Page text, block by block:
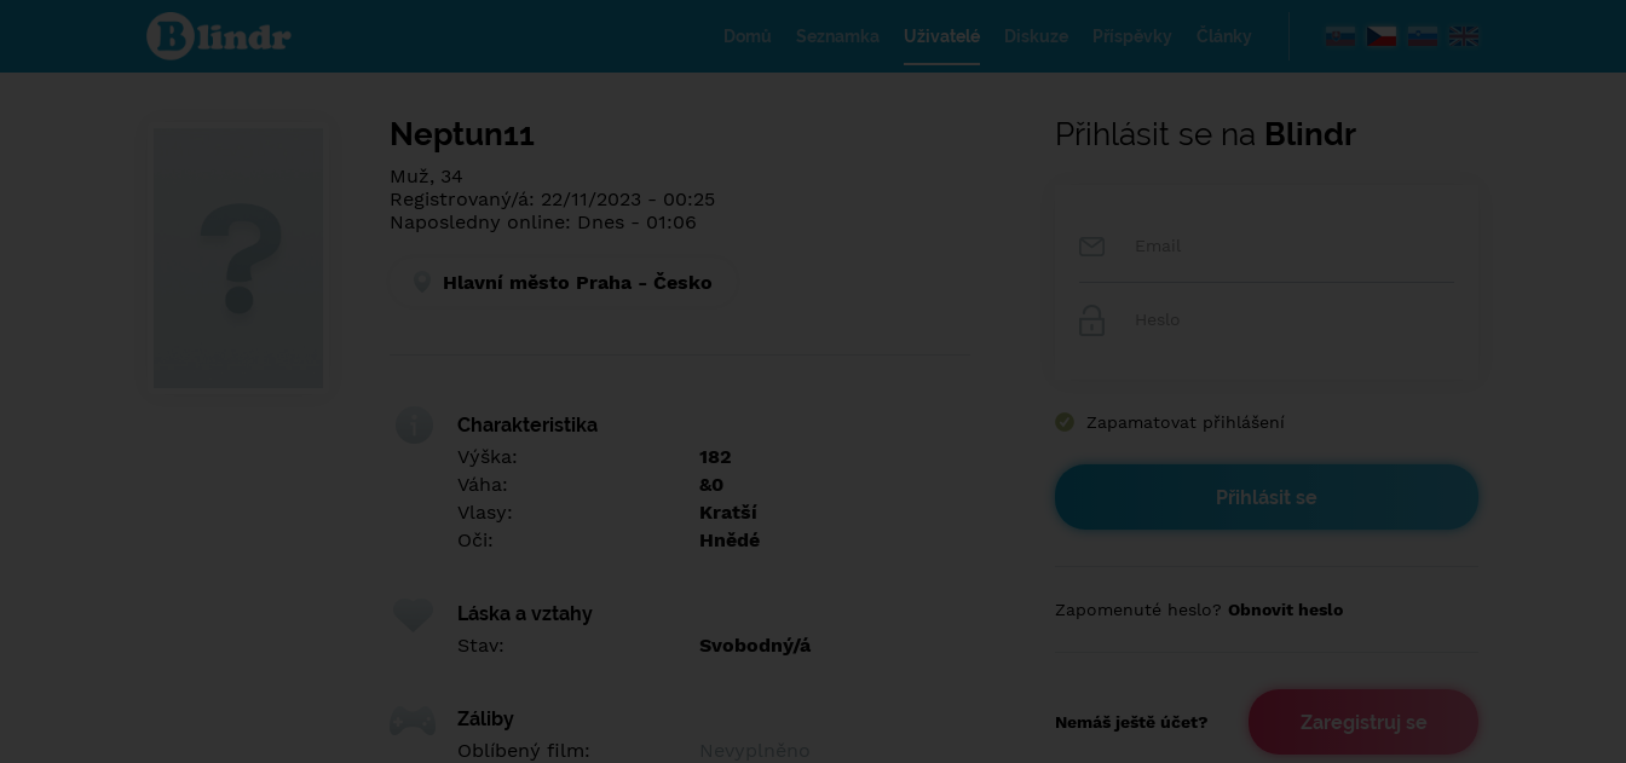
Poznej co je
pod maskou.
Seznamovací
Domů Seznamka Uživatelé Diskuze Příspěvky Články
Neptun11
Muž, 34
Registrovaný/á: 22/11/2023 - 00:25
Naposledny online: Dnes - 01:06
Hlavní město Praha - Česko
Charakteristika
Výška:
182
Váha:
&0
Vlasy:
Kratší
Oči:
Hnědé
Láska a vztahy
Stav:
Svobodný/á
Záliby
Oblíbený film:
Přihlásit se na Blindr
Zapamatovat přihlášení
Zapomenuté heslo? Obnovit heslo
Nemáš ještě účet? Zaregistruj se